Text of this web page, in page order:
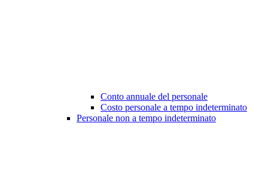
Conto annuale del personale
Costo personale a tempo indeterminato
Personale non a tempo indeterminato